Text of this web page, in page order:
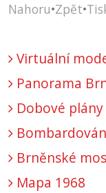
Nahoru•Zpět•
Virtuální
Panorama
Dobové plány
Brněnské
Mapa 1968